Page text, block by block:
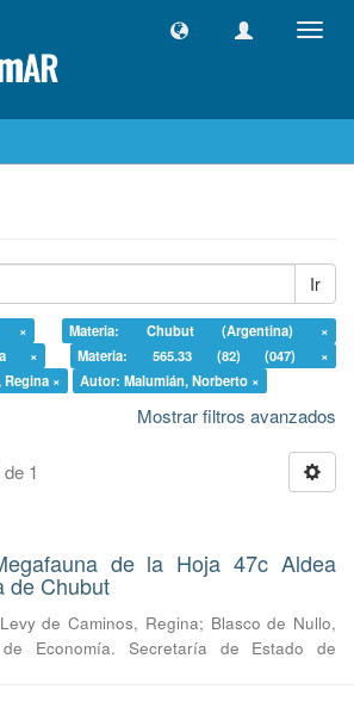
Ir
×
Materia: Chubut (Argentina) ×
×
Materia: 565.33 (82) (047) ×
×
Autor: Malumián, Norberto ×
Mostrar filtros avanzados
1
de la Hoja 47c Aldea
de Chubut
Levy de Caminos, Regina; Blasco de Nullo,
de Economía. Secretaría de Estado de